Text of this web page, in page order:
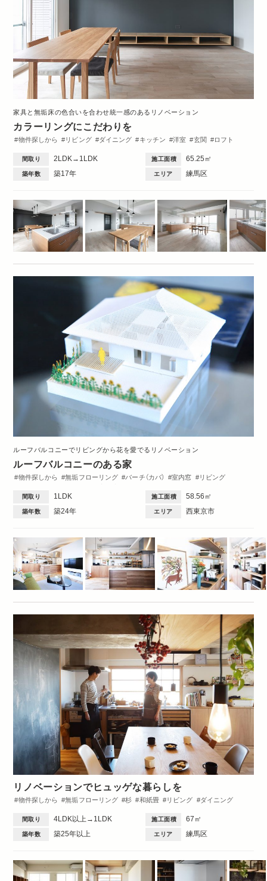
家具と無垢床の色合いを合わせ統一感のあるリノベーション
カラーリングにこだわりを
物件探しから リビング ダイニング キッチン 洋室 玄関
ロフト
間取り 2LDK→1LDK 施工面積 65.25㎡
築年数 築17年 エリア 練馬区
ルーフバルコニーでリビングから花を愛でるリノベーション
ルーフバルコニーのある家
物件探しから 無垢フローリング バーチ（カバ） 室内窓
リビング
洗面台
間取図
間取り 1LDK 施工面積 58.56㎡
築年数 築24年 エリア 西東京市
リノベーションでヒュッゲな暮らしを
物件探しから 無垢フローリング 杉 和紙畳 リビング
ダイニング
間取り 4LDK以上→1LDK 施工面積 67㎡
築年数 築25年以上 エリア 練馬区